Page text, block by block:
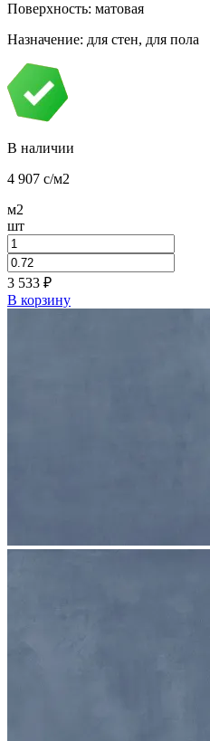
Поверхность: матовая
Назначение: для стен, для пола
В наличии
4 907 c/м2
м2
шт
3 533 ₽
В корзину